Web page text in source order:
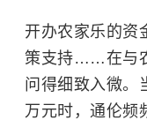
开办农家乐的资
策支持……在与
问得细致入微。
万元时，通伦频